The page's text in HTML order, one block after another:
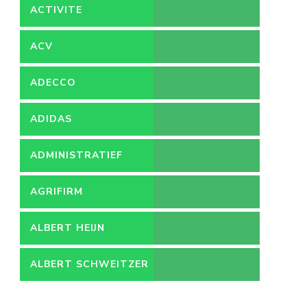
ACTIVITE
ACV
ADECCO
ADIDAS
ADMINISTRATIEF
MEDEWERKER
AGRIFIRM
ALBERT HEIJN
ALBERT SCHWEITZER